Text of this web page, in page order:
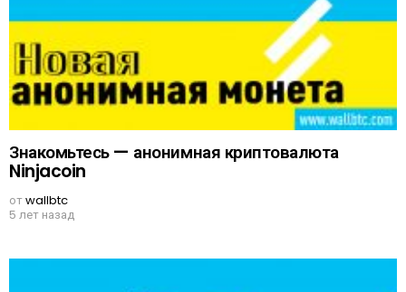
Знакомьтесь — анонимная криптовалюта
Ninjacoin
отwallbtc
5 лет назад